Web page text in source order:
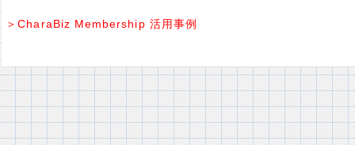
＞CharaBiz Membership 活用事例